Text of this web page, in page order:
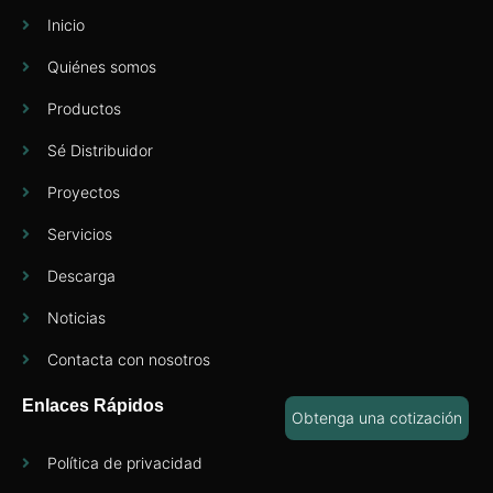
Inicio
Quiénes somos
Productos
Sé Distribuidor
Proyectos
Servicios
Descarga
Noticias
Contacta con nosotros
Enlaces Rápidos
Política de privacidad
Obtenga una cotización